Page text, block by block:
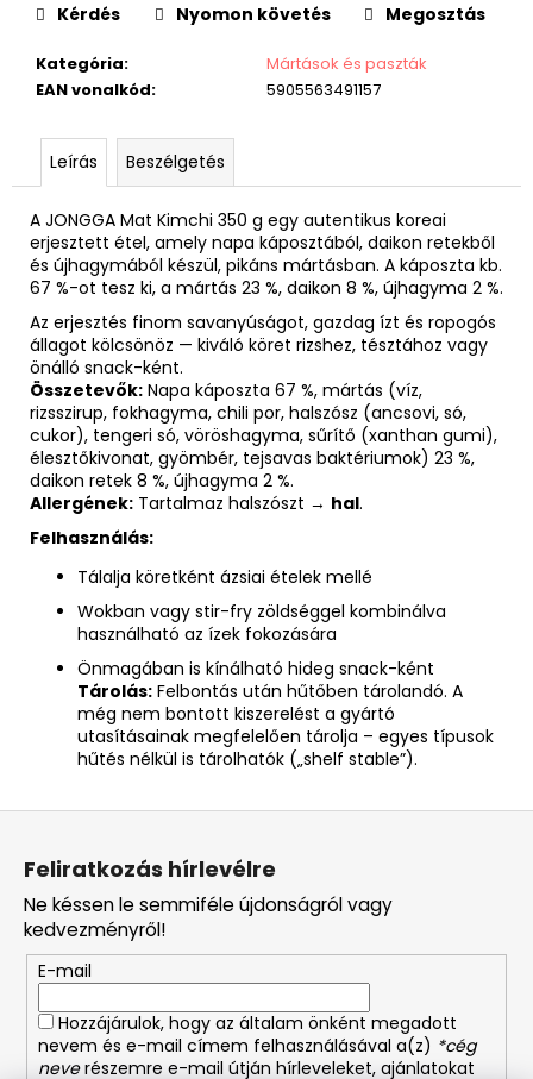
Kategória:
Mártások és paszták
EAN vonalkód: 5905563491157
Kérdés Nyomon követés Megosztás
Leírás Beszélgetés
A JONGGA Mat Kimchi 350 g egy autentikus koreai
erjesztett étel, amely napa káposztából, daikon retekből
és újhagymából készül, pikáns mártásban. A káposzta kb.
67 %-ot tesz ki, a mártás 23 %, daikon 8 %, újhagyma 2 %.
Az erjesztés finom savanyúságot, gazdag ízt és ropogós
állagot kölcsönöz — kiváló köret rizshez, tésztához vagy
önálló snack-ként.
Összetevők: Napa káposzta 67 %, mártás (víz,
rizsszirup, fokhagyma, chili por, halszósz (an­csovi, só,
cukor), tengeri só, vöröshagyma, sűrítő (xanthan gumi),
élesztőkivonat, gyömbér, tejsavas baktériumok) 23 %,
daikon retek 8 %, újhagyma 2 %.
Allergének: Tartalmaz halszószt → hal.
Felhasználás:
Tálalja köretként ázsiai ételek mellé
Wokban vagy stir-fry zöldséggel kombinálva
használható az ízek fokozására
Önmagában is kínálható hideg snack-ként
Tárolás: Felbontás után hűtőben tárolandó. A
még nem bontott kiszerelést a gyártó
utasításainak megfelelően tárolja – egyes típusok
hűtés nélkül is tárolhatók („shelf stable”).
L
Feliratkozás hírlevélre
Ne késsen le semmiféle újdonságról vagy
kedvezményről!
E-mail
Hozzájárulok, hogy az általam önként megadott
nevem és e-mail címem felhasználásával a(z) *cég
neverészemre e-mail útján hírleveleket, ajánlatokat